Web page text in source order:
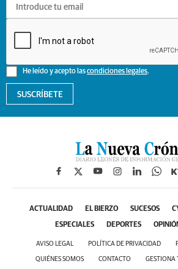
He leído y acepto lascondiciones legales.
SUSCRÍBETE
ACTUALIDAD EL BIERZO SUCESOS
ESPECIALES DEPORTES
AVISO LEGAL POLÍTICA DE PRIVACIDAD
QUIÉNES SOMOS CONTACTO GESTIONA